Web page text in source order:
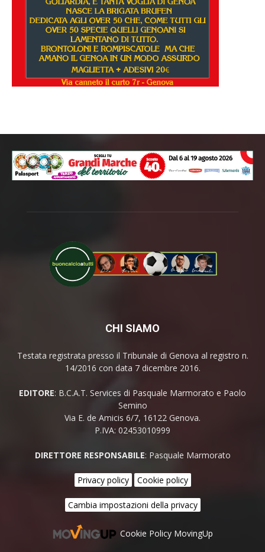
CHI SIAMO
Testata registrata presso il Tribunale di Genova al registro n.
14/2016 con data 7 dicembre 2016.
EDITORE: B.C.A.T. Services di Pasquale Marmorato e Paolo
Semino
Via E. de Amicis 6/7, 16122 Genova.
P.IVA: 02453010999
DIRETTORE RESPONSABILE: Pasquale Marmorato
Privacy policy Cookie policy
Cambia impostazioni della privacy
Cookie Policy MovingUp